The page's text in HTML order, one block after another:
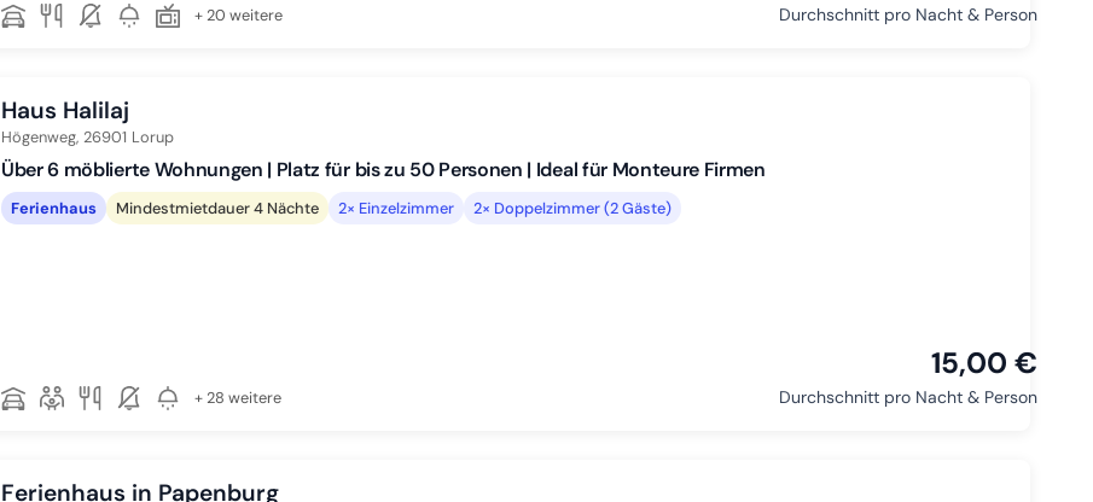
+ 20 weitere Durchschnitt pro Nacht & Person
Haus Halilaj
Högenweg, 26901 Lorup
Über 6 möblierte Wohnungen | Platz für bis zu 50 Personen | Ideal für Monteure Firmen
Ferienhaus Mindestmietdauer 4 Nächte 2× Einzelzimmer 2× Doppelzimmer (2 Gäste)
+ 28 weitere
15,00 €
Durchschnitt pro Nacht & Person
Ferienhaus in Papenburg